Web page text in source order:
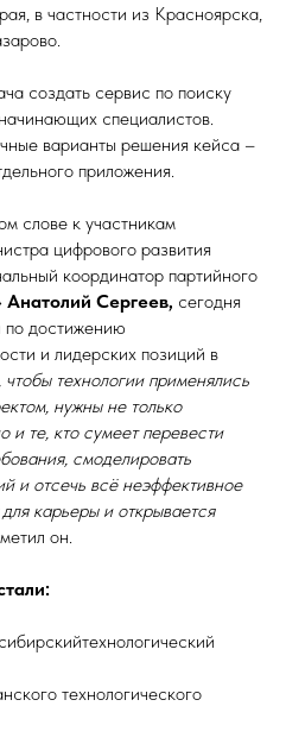
в частности из Красноярска,
создать сервис по поиску
специалистов.
варианты решения кейса –
приложения.
слове к участникам
цифрового развития
координатор партийного
Анатолий Сергеев, сегодня
по достижению
и лидерских позиций в
чтобы технологии применялись
нужны не только
и те, кто сумеет перевести
смоделировать
и отсечь всё неэффективное
карьеры и открывается
он.
технологического